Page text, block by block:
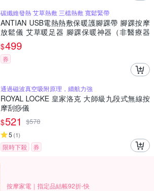
碳纖維發熱 艾草熱敷 三檔熱敷 寬鬆緊帶
ANTIAN USB電熱熱敷保暖護腳踝帶 腳踝按摩
放鬆儀 艾草暖足器 腳踝保暖神器（非醫療器
材）
$499
券
通過磁波真空吸附原理，續航力強
ROYAL LOCKE 皇家洛克 大師級九段式無線按
摩刮痧儀
$521 $578
5 (1)
限時下殺 券
按摩家電｜指定品結帳92折-快